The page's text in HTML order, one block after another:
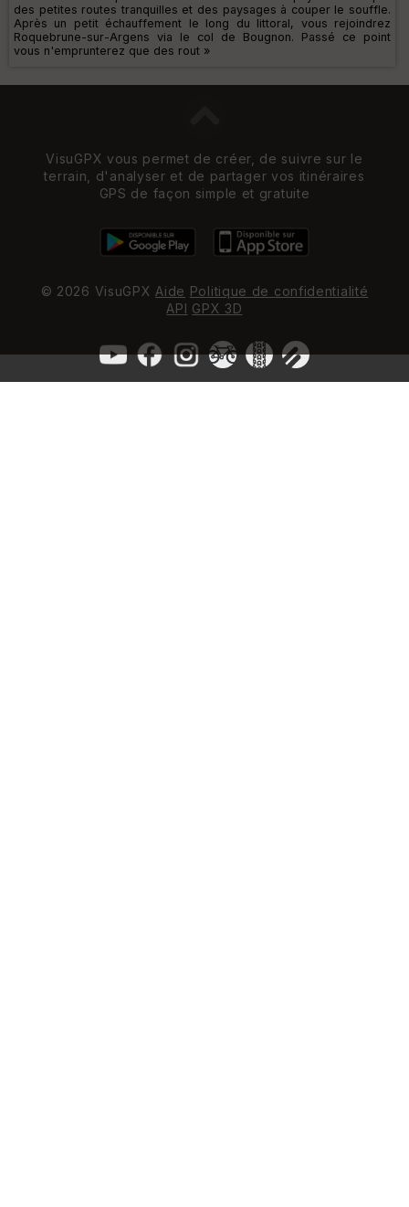
des petites routes tranquilles et des paysages à couper le souffle.
Après un petit échauffement le long du littoral, vous rejoindrez
Roquebrune-sur-Argens via le col de Bougnon. Passé ce point
vous n'emprunterez que des rout »
VisuGPX vous permet de créer, de suivre sur le
terrain, d'analyser et de partager vos itinéraires
GPS de façon simple et gratuite
© 2026 VisuGPX Aide Politique de confidentialité
API GPX 3D